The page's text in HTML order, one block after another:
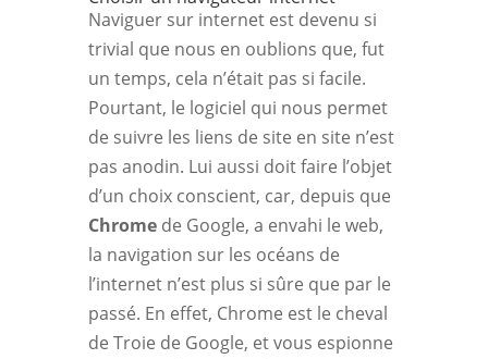
Naviguer sur internet est devenu si
trivial que nous en oublions que, fut
un temps, cela n’était pas si facile.
Pourtant, le logiciel qui nous permet
de suivre les liens de site en site n’est
pas anodin. Lui aussi doit faire l’objet
d’un choix conscient, car, depuis que
Chromede Google, a envahi le web,
la navigation sur les océans de
l’internet n’est plus si sûre que par le
passé. En effet, Chrome est le cheval
de Troie de Google, et vous espionne